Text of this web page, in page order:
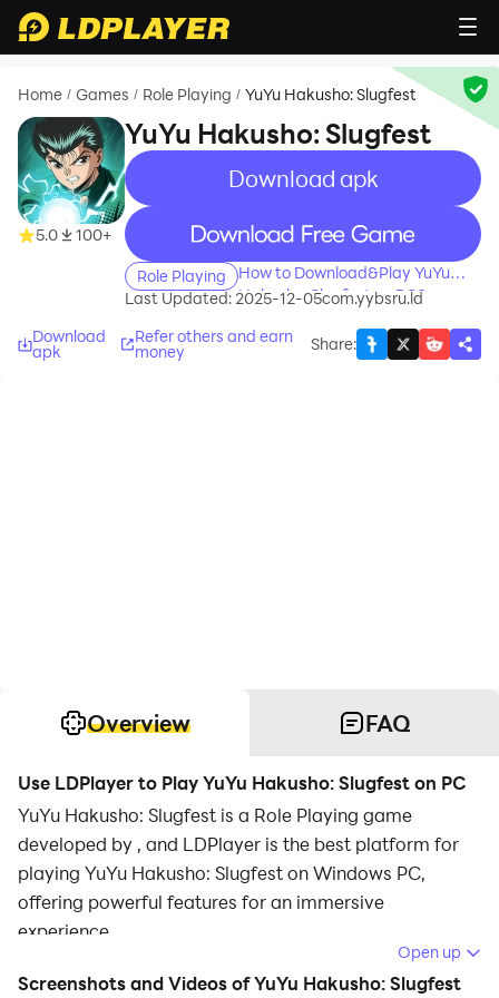
Home / Games / Role Playing / YuYu Hakusho: Slugfest
5.0 100+
YuYu Hakusho: Slugfest
recommend
Download apk
recommend
Role Playing
How to Download&Play YuYu
Hakusho: Slugfest on PC?
Last Updated: 2025-12-05com.yybsru.ld
Download
apk
Refer others and earn
money Share:
Overview FAQ
Use LDPlayer to Play YuYu Hakusho: Slugfest on PC
YuYu Hakusho: Slugfest is a Role Playing game
developed by , and LDPlayer is the best platform for
playing YuYu Hakusho: Slugfest on Windows PC,
offering powerful features for an immersive
experience.
When playing YuYu Hakusho: Slugfest on PC, as a new
Open up
Screenshots and Videos of YuYu Hakusho: Slugfest